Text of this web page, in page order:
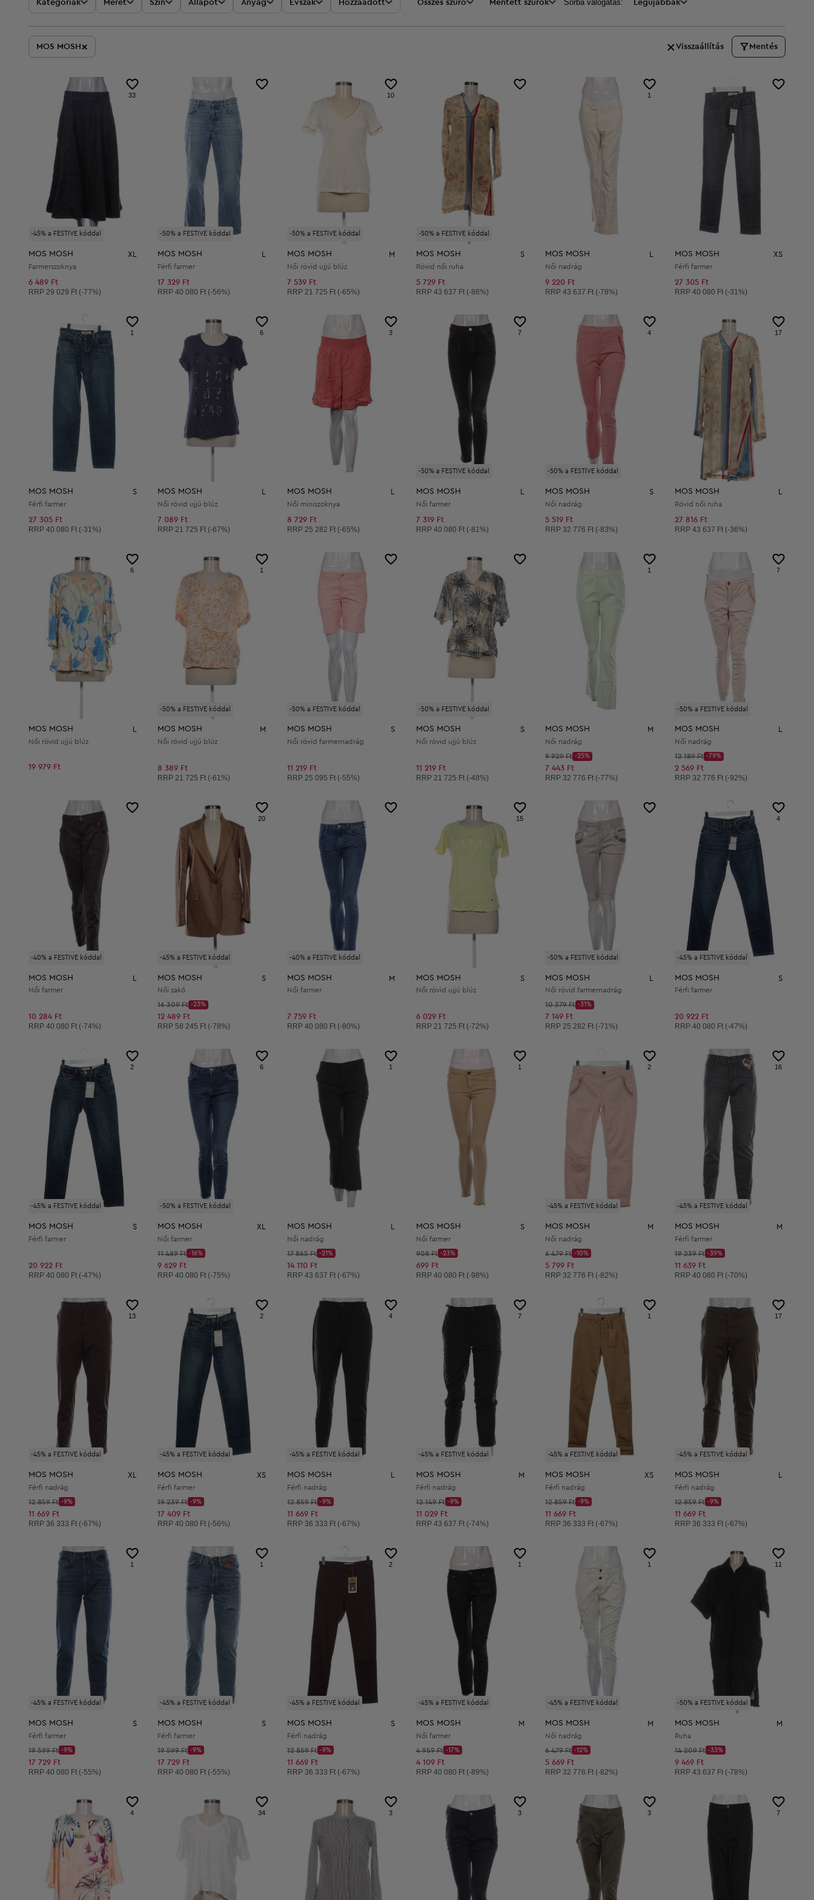
Kategóriák Méret Szín Állapot Anyag Évszak Hozzáadott Akciók Ár
Összes szűrő Mentett szűrők Sorba válogatás: Legújabbak
MOS MOSH × Visszaállítás Mentés
-45% a FESTIVE kóddal
33
MOS MOSH XL
Farmerszoknya
6 489 Ft
Ajánlott ár:
RRP 29 029 Ft (-77%)
-50% a FESTIVE kóddal
MOS MOSH
Férfi farmer
17 329 Ft
Ajánlott ár:
RRP40 080 Ft (-56%)
-50% a FESTIVE kóddal
10
MOS MOSH M
Női rövid ujjú blúz
7 539 Ft
Ajánlott ár:
RRP 21 725 Ft (-65%)
-50% a FESTIVE kóddal
MOS MOSH S
Rövid női ruha
5 729 Ft
Ajánlott ár:
RRP 43 637 Ft (-86%)
1
MOS MOSH
Női nadrág
9 220 Ft
Ajánlott ár:
RRP43 637 Ft (-78%)
MOS MOSH XS
Férfi farmer
27 305 Ft
Ajánlott ár:
RRP 40 080 Ft (-31%)
1
MOS MOSH S
Férfi farmer
27 305 Ft
Ajánlott ár:
RRP 40 080 Ft (-31%)
6
MOS MOSH
Női rövid ujjú blúz
7 089 Ft
Ajánlott ár:
RRP21 725 Ft (-67%)
3
MOS MOSH
Női miniszoknya
8 729 Ft
Ajánlott ár:
RRP 25 282 Ft (-65%)
-50% a FESTIVE kóddal
7
MOS MOSH
Női farmer
7 319 Ft
Ajánlott ár:
RRP 40 080 Ft (-81%)
-50% a FESTIVE kóddal
4
MOS MOSH S
Női nadrág
5 519 Ft
Ajánlott ár:
RRP32 776 Ft (-83%)
17
MOS MOSH
Rövid női ruha
27 816 Ft
Ajánlott ár:
RRP 43 637 Ft (-36%)
6
MOS MOSH
Női rövid ujjú blúz
19 979 Ft
-50% a FESTIVE kóddal
1
MOS MOSH M
Női rövid ujjú blúz
8 389 Ft
Ajánlott ár:
RRP21 725 Ft (-61%)
-50% a FESTIVE kóddal
MOS MOSH S
Női rövid farmernadrág
11 219 Ft
Ajánlott ár:
RRP 25 095 Ft (-55%)
-50% a FESTIVE kóddal
MOS MOSH S
Női rövid ujjú blúz
11 219 Ft
Ajánlott ár:
RRP 21 725 Ft (-48%)
1
MOS MOSH M
Női nadrág
Kezdő ár:
9 929 Ft
Discount Price:
-25%
Csökkentett ár:
7 443 Ft
Ajánlott ár:
RRP32 776 Ft (-77%)
-50% a FESTIVE kóddal
7
MOS MOSH
Női nadrág
Kezdő ár:
12 189 Ft
Discount Price:
-79%
Csökkentett ár:
2 569 Ft
Ajánlott ár:
RRP 32 776 Ft (-92%)
-40% a FESTIVE kóddal
MOS MOSH L
Női farmer
10 284 Ft
Ajánlott ár:
RRP 40 080 Ft (-74%)
-45% a FESTIVE kóddal
20
MOS MOSH S
Női zakó
Kezdő ár:
16 309 Ft
Discount Price:
-23%
Csökkentett ár:
12 489 Ft
Ajánlott ár:
RRP58 245 Ft (-78%)
-40% a FESTIVE kóddal
MOS MOSH M
Női farmer
7 759 Ft
Ajánlott ár:
RRP 40 080 Ft (-80%)
15
MOS MOSH S
Női rövid ujjú blúz
6 029 Ft
Ajánlott ár:
RRP 21 725 Ft (-72%)
-50% a FESTIVE kóddal
MOS MOSH L
Női rövid farmernadrág
Kezdő ár:
10 379 Ft
Discount Price:
-31%
Csökkentett ár:
7 149 Ft
Ajánlott ár:
RRP25 282 Ft (-71%)
-45% a FESTIVE kóddal
4
MOS MOSH S
Férfi farmer
20 922 Ft
Ajánlott ár:
RRP 40 080 Ft (-47%)
-45% a FESTIVE kóddal
2
MOS MOSH S
Férfi farmer
20 922 Ft
Ajánlott ár:
RRP 40 080 Ft (-47%)
-50% a FESTIVE kóddal
6
MOS MOSH XL
Női farmer
Kezdő ár:
11 489 Ft
Discount Price:
-16%
Csökkentett ár:
9 629 Ft
Ajánlott ár:
RRP40 080 Ft (-75%)
1
MOS MOSH L
Női nadrág
Kezdő ár:
17 865 Ft
Discount Price:
-21%
Csökkentett ár:
14 110 Ft
Ajánlott ár:
RRP 43 637 Ft (-67%)
1
MOS MOSH S
Női farmer
Kezdő ár:
908 Ft
Discount Price:
-23%
Csökkentett ár:
699 Ft
Ajánlott ár:
RRP 40 080 Ft (-98%)
-45% a FESTIVE kóddal
2
MOS MOSH M
Női nadrág
Kezdő ár:
6 479 Ft
Discount Price:
-10%
Csökkentett ár:
5 799 Ft
Ajánlott ár:
RRP32 776 Ft (-82%)
-45% a FESTIVE kóddal
16
MOS MOSH M
Férfi farmer
Kezdő ár:
19 239 Ft
Discount Price:
-39%
Csökkentett ár:
11 639 Ft
Ajánlott ár:
RRP 40 080 Ft (-70%)
-45% a FESTIVE kóddal
13
MOS MOSH XL
Férfi nadrág
Kezdő ár:
12 859 Ft
Discount Price:
-9%
Csökkentett ár:
11 669 Ft
Ajánlott ár:
RRP 36 333 Ft (-67%)
-45% a FESTIVE kóddal
2
MOS MOSH XS
Férfi farmer
Kezdő ár:
19 239 Ft
Discount Price:
-9%
Csökkentett ár:
17 409 Ft
Ajánlott ár:
RRP40 080 Ft (-56%)
-45% a FESTIVE kóddal
4
MOS MOSH L
Férfi nadrág
Kezdő ár:
12 859 Ft
Discount Price:
-9%
Csökkentett ár:
11 669 Ft
Ajánlott ár:
RRP 36 333 Ft (-67%)
-45% a FESTIVE kóddal
7
MOS MOSH M
Férfi nadrág
Kezdő ár:
12 149 Ft
Discount Price:
-9%
Csökkentett ár:
11 029 Ft
Ajánlott ár:
RRP 43 637 Ft (-74%)
-45% a FESTIVE kóddal
1
MOS MOSH XS
Férfi nadrág
Kezdő ár:
12 859 Ft
Discount Price:
-9%
Csökkentett ár:
11 669 Ft
Ajánlott ár:
RRP36 333 Ft (-67%)
-45% a FESTIVE kóddal
17
MOS MOSH L
Férfi nadrág
Kezdő ár:
12 859 Ft
Discount Price:
-9%
Csökkentett ár:
11 669 Ft
Ajánlott ár:
RRP 36 333 Ft (-67%)
-45% a FESTIVE kóddal
1
MOS MOSH S
Férfi farmer
Kezdő ár:
19 599 Ft
Discount Price:
-9%
Csökkentett ár:
17 729 Ft
Ajánlott ár:
RRP 40 080 Ft (-55%)
-45% a FESTIVE kóddal
1
MOS MOSH S
Férfi farmer
Kezdő ár:
19 599 Ft
Discount Price:
-9%
Csökkentett ár:
17 729 Ft
Ajánlott ár:
RRP40 080 Ft (-55%)
-45% a FESTIVE kóddal
2
MOS MOSH S
Férfi nadrág
Kezdő ár:
12 859 Ft
Discount Price:
-9%
Csökkentett ár:
11 669 Ft
Ajánlott ár:
RRP 36 333 Ft (-67%)
-45% a FESTIVE kóddal
1
MOS MOSH M
Női farmer
Kezdő ár:
4 959 Ft
Discount Price:
-17%
Csökkentett ár:
4 109 Ft
Ajánlott ár:
RRP 40 080 Ft (-89%)
-45% a FESTIVE kóddal
1
MOS MOSH M
Női nadrág
Kezdő ár:
6 479 Ft
Discount Price:
-12%
Csökkentett ár:
5 669 Ft
Ajánlott ár:
RRP32 776 Ft (-82%)
-50% a FESTIVE kóddal
11
MOS MOSH M
Ruha
Kezdő ár:
14 209 Ft
Discount Price:
-33%
Csökkentett ár:
9 469 Ft
Ajánlott ár:
RRP 43 637 Ft (-78%)
4 34 3 3 3 7